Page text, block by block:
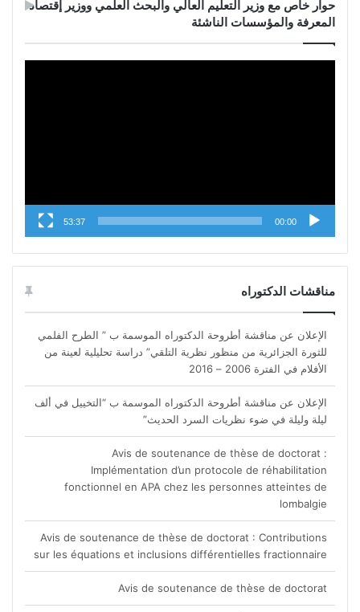
حوار خاص مع وزير التعليم العالي والبحث العلمي ووزير إقتصاد
المعرفة والمؤسسات الناشئة
00:00
53:37
مناقشات الدكتوراه
الإعلان عن مناقشة أطروحة الدكتوراه الموسمة ب ” الطرح الفلمي
للثورة الجزائرية من منظور نظرية التلقي” دراسة تحليلية لعينة من
الأفلام في الفترة 2006 – 2016
الإعلان عن مناقشة أطروحة الدكتوراه الموسمة ب “التخييل في ألف
ليلة وليلة في ضوء نظريات السرد الحديث”
Avis de soutenance de thèse de doctorat :
Implémentation d’un protocole de réhabilitation
fonctionnel en APA chez les personnes atteintes de
lombalgie
Avis de soutenance de thèse de doctorat : Contributions
sur les équations et inclusions différentielles fractionnaire
Avis de soutenance de thèse de doctorat
الإعلان عن مناقشة أطروحة الدكتوراه الموسمة ب ” الطرح الفلمي
للثورة الجزائرية من منظور نظرية التلقي” دراسة تحليلية لعينة من